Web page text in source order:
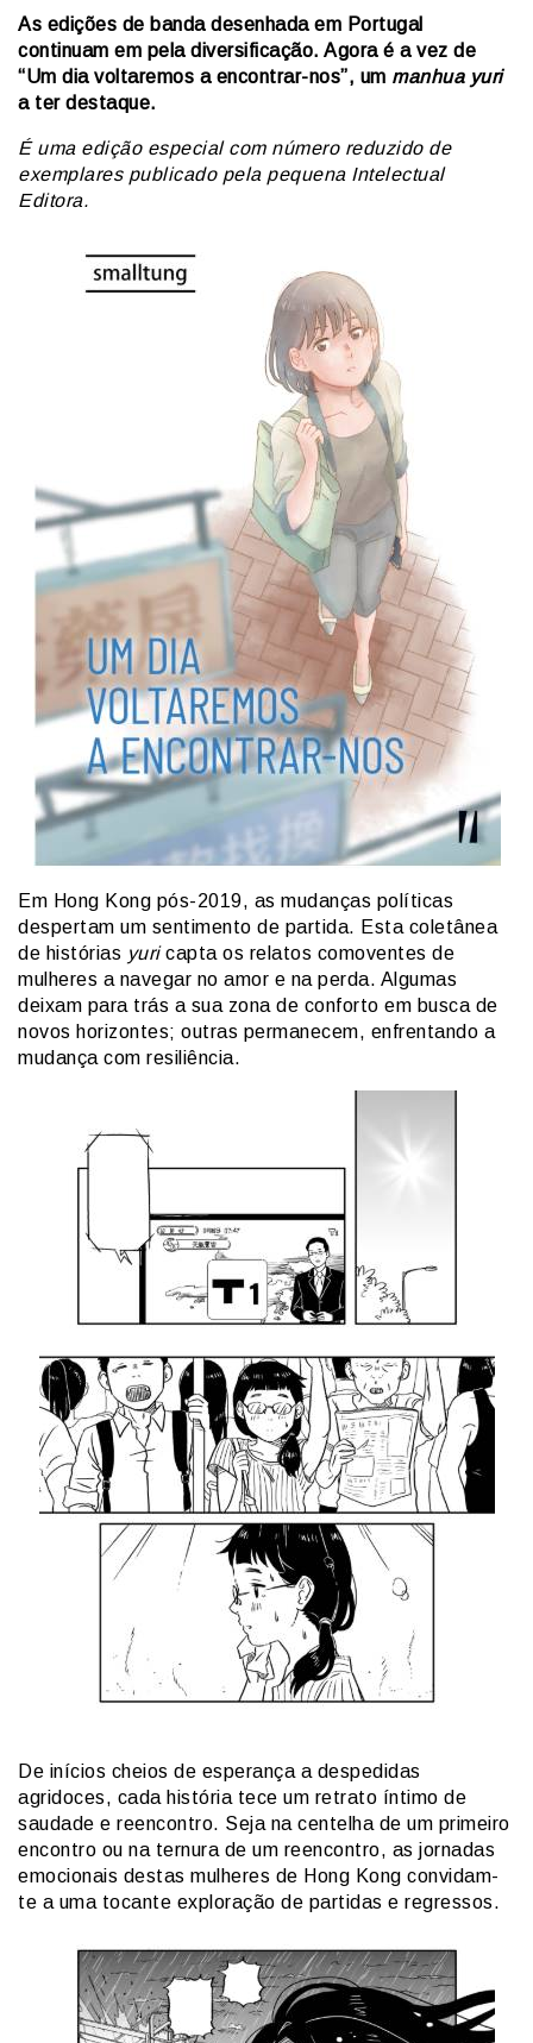
As edições de banda desenhada em Portugal
continuam em pela diversificação. Agora é a vez de
“Um dia voltaremos a encontrar-nos”, um manhua yuri
a ter destaque.
É uma edição especial com número reduzido de
exemplares publicado pela pequena Intelectual
Editora.
Em Hong Kong pós-2019, as mudanças políticas
despertam um sentimento de partida. Esta coletânea
de histórias yuricapta os relatos comoventes de
mulheres a navegar no amor e na perda. Algumas
deixam para trás a sua zona de conforto em busca de
novos horizontes; outras permanecem, enfrentando a
mudança com resiliência.
De inícios cheios de esperança a despedidas
agridoces, cada história tece um retrato íntimo de
saudade e reencontro. Seja na centelha de um primeiro
encontro ou na ternura de um reencontro, as jornadas
emocionais destas mulheres de Hong Kong convidam-
te a uma tocante exploração de partidas e regressos.